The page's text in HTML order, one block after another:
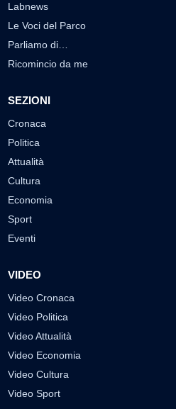
Labnews
Le Voci del Parco
Parliamo di…
Ricomincio da me
SEZIONI
Cronaca
Politica
Attualità
Cultura
Economia
Sport
Eventi
VIDEO
Video Cronaca
Video Politica
Video Attualità
Video Economia
Video Cultura
Video Sport